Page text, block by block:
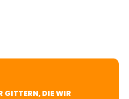
GITTERN, DIE WIR